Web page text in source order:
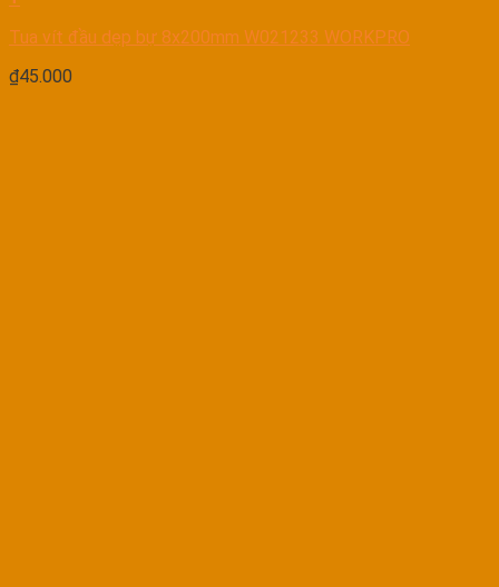
Tua vít đầu dẹp bự 8x200mm W021233 WORKPRO
₫45.000